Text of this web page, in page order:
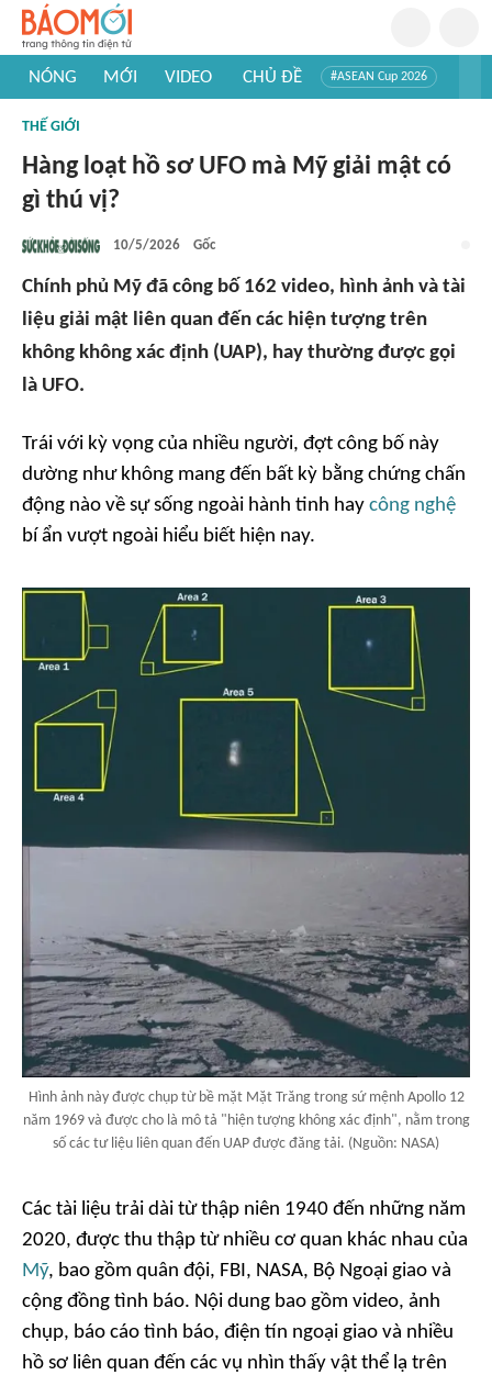
NÓNG MỚI VIDEO CHỦ ĐỀ #ASEAN Cup 2026
#Khám phá Việt Nam
THẾ GIỚI
Hàng loạt hồ sơ UFO mà Mỹ giải mật có
gì thú vị?
10/5/2026 Gốc
Chính phủ Mỹ đã công bố 162 video, hình ảnh và tài
liệu giải mật liên quan đến các hiện tượng trên
không không xác định (UAP), hay thường được gọi
là UFO.
Trái với kỳ vọng của nhiều người, đợt công bố này
dường như không mang đến bất kỳ bằng chứng chấn
động nào về sự sống ngoài hành tinh hay công nghệ
bí ẩn vượt ngoài hiểu biết hiện nay.
Hình ảnh này được chụp từ bề mặt Mặt Trăng trong sứ mệnh Apollo 12
năm 1969 và được cho là mô tả "hiện tượng không xác định", nằm trong
số các tư liệu liên quan đến UAP được đăng tải. (Nguồn: NASA)
Các tài liệu trải dài từ thập niên 1940 đến những năm
2020, được thu thập từ nhiều cơ quan khác nhau của
Mỹ, bao gồm quân đội, FBI, NASA, Bộ Ngoại giao và
cộng đồng tình báo. Nội dung bao gồm video, ảnh
chụp, báo cáo tình báo, điện tín ngoại giao và nhiều
hồ sơ liên quan đến các vụ nhìn thấy vật thể lạ trên